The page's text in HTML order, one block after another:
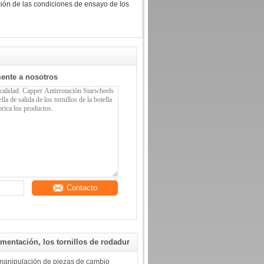
de las condiciones de ensayo de los
a nosotros
Contacto
los tornillos de rodadur
de piezas de cambio